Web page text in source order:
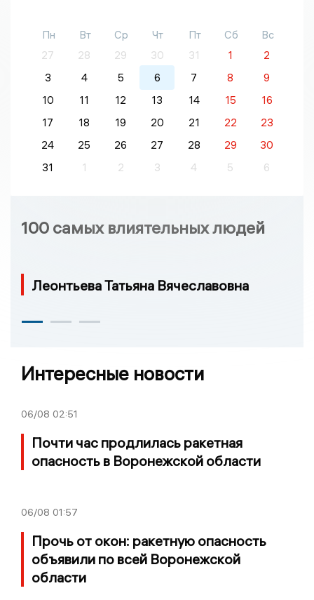
Пн Вт Ср Чт Пт Сб
Вс
27
28 29 30 31 1
2
3
4 5 6 7 8
9
10
11 12 13 14 15
16
17
18 19 20 21 22
23
24
25 26 27 28 29
30
31
1 2 3 4 5 6
100 самых влиятельных людей
Леонтьева Татьяна Вячеславовна
Интересные новости
06/08 02:51
Почти час продлилась ракетная
опасность в Воронежской области
06/08 01:57
Прочь от окон: ракетную опасность
объявили по всей Воронежской
области